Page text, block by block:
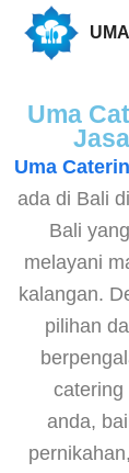
Uma
Uma
ada di Bali
Bali
melayani
kalangan.
pilihan
catering
anda,